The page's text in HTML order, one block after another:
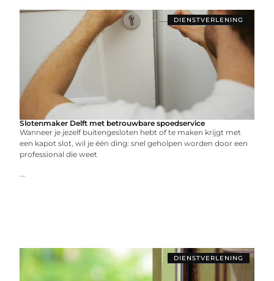
DIENSTVERLENING
Slotenmaker Delft met betrouwbare spoedservice
Wanneer je jezelf buitengesloten hebt of te maken krijgt met
een kapot slot, wil je één ding: snel geholpen worden door een
professional die weet
...
DIENSTVERLENING